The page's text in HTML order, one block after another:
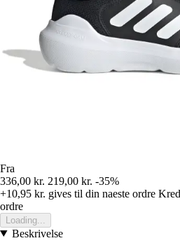
Fra
336,00 kr. 219,00 kr. -35%
+10,95 kr. gives til din naeste ordre
ordre
Loading...
Beskrivelse